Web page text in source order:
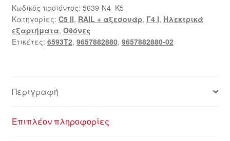
9657882880-
02
6593T2
ποσότητα
Κωδικός προϊόντος: 5639-N4_K5
Κατηγορίες: C5 II, RAIL + αξεσουάρ, Γ4 Ι, Ηλεκτρικά
εξαρτήματα, Οθόνες
Ετικέτες: 6593T2, 9657882880, 9657882880-02
Περιγραφή
Επιπλέον πληροφορίες